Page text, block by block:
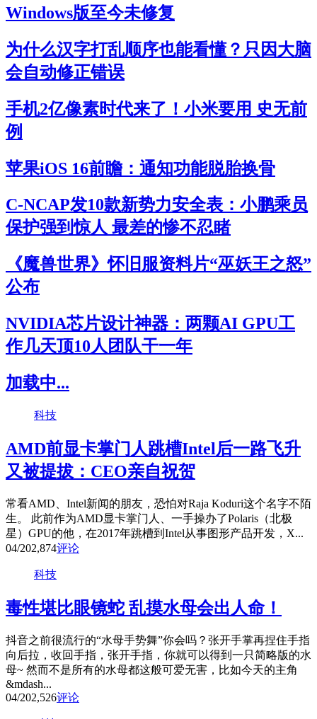
Windows版至今未修复
为什么汉字打乱顺序也能看懂？只因大脑
会自动修正错误
手机2亿像素时代来了！小米要用 史无前
例
苹果iOS 16前瞻：通知功能脱胎换骨
C-NCAP发10款新势力安全表：小鹏乘员
保护强到惊人 最差的惨不忍睹
《魔兽世界》怀旧服资料片“巫妖王之怒”
公布
NVIDIA芯片设计神器：两颗AI GPU工
作几天顶10人团队干一年
加载中...
科技
AMD前显卡掌门人跳槽Intel后一路飞升
又被提拔：CEO亲自祝贺
常看AMD、Intel新闻的朋友，恐怕对Raja Koduri这个名字不陌
生。 此前作为AMD显卡掌门人、一手操办了Polaris（北极
星）GPU的他，在2017年跳槽到Intel从事图形产品开发，X...
04/202,874评论
科技
毒性堪比眼镜蛇 乱摸水母会出人命！
抖音之前很流行的“水母手势舞”你会吗？张开手掌再捏住手指
向后拉，收回手指，张开手指，你就可以得到一只简略版的水
母~ 然而不是所有的水母都这般可爱无害，比如今天的主角
&mdash...
04/202,526评论